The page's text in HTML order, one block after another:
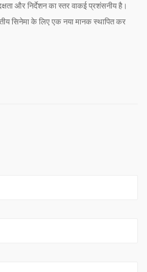
और निर्देशन का स्तर वाकई प्रशंसनीय है।
सिनेमा के लिए एक नया मानक स्थापित कर